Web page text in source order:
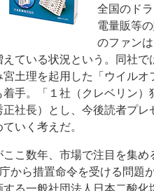
全国のド
電量販等
のファン
ている状況という。同社で
土理を起用した「ウイルオ
手。「１社（クレベリン
社長）とし、今後読者プレ
いく考えだ。
こ数年、市場で注目を集め
から措置命令を受ける問題
る一般社団法人日本二酸化